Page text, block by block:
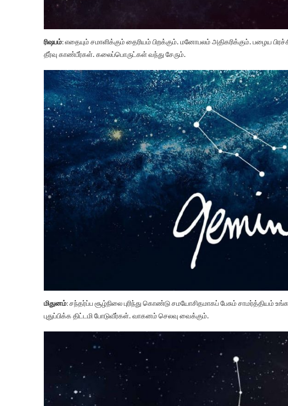
ரிஷபம்:எதையும் சமாளிக்கும் தைரியம் பிறக்கும். மனோபலம் அதிகரிக்கும். பழைய
தீர்வு காண்பீர்கள். கலைப்பொருட்கள் வந்து சேரும்.
மிதுனம்:சந்தர்ப்ப சூழ்நிலை புரிந்து கொண்டு சமயோசிதமாகப் பேசும் சாமர்த்தியம்
புதுப்பிக்க திட்டமி போடுவீர்கள். வாகனம் செலவு வைக்கும்.